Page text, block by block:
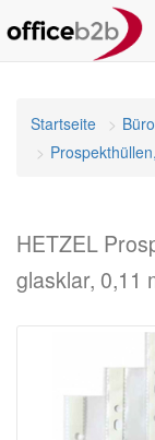
Startseite
HETZEL
glasklar, 0,11